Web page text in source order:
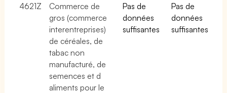
4621Z
Commerce de
gros (commerce
interentreprises)
de céréales, de
tabac non
manufacturé, de
semences et d
aliments pour le
Pas de
données
suffisantes
Pas de
données
suffisantes